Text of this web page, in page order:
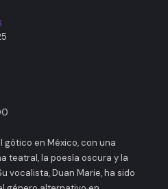
en México, con una
teatral, la poesía oscura y la
vocalista, Duan Marie, ha sido